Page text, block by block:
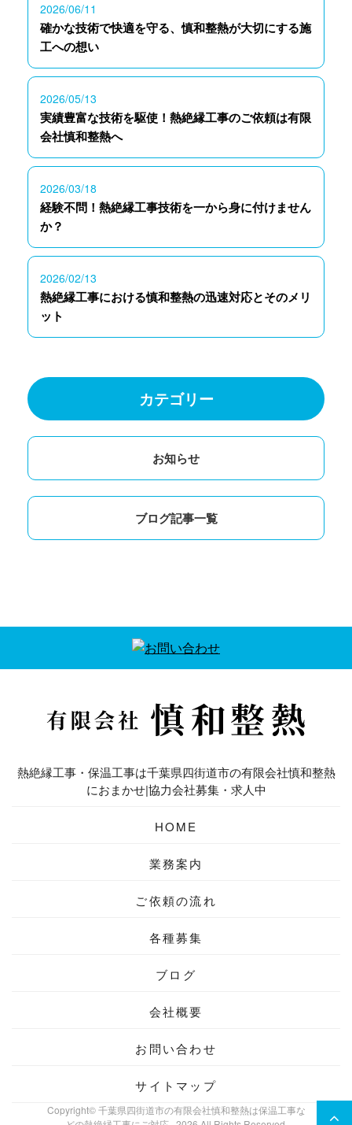
2026/06/11
確かな技術で快適を守る、慎和整熱が大切にする施
工への想い
2026/05/13
実績豊富な技術を駆使！熱絶縁工事のご依頼は有限
会社慎和整熱へ
2026/03/18
経験不問！熱絶縁工事技術を一から身に付けません
か？
2026/02/13
熱絶縁工事における慎和整熱の迅速対応とそのメリ
ット
カテゴリー
お知らせ
ブログ記事一覧
熱絶縁工事・保温工事は千葉県四街道市の有限会社慎和整熱
におまかせ|協力会社募集・求人中
HOME
業務案内
ご依頼の流れ
各種募集
ブログ
会社概要
お問い合わせ
サイトマップ
Copyright© 千葉県四街道市の有限会社慎和整熱は保温工事な